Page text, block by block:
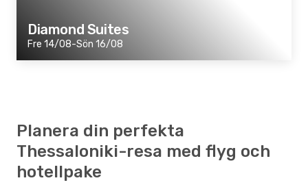
Diamond Suites
Fre 14/08-Sön 16/08
Planera din perfekta
Thessaloniki-resa med flyg och
hotellpake